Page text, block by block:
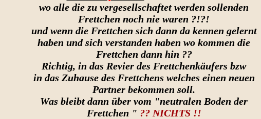
wo alle die zu vergesellschaftet werden sollenden
Frettchen noch nie waren ?!?!
und wenn die Frettchen sich dann da kennen gelernt
haben und sich verstanden haben wo kommen die
Frettchen dann hin ??
Richtig, in das Revier des Frettchenkäufers bzw
in das Zuhause des Frettchens welches einen neuen
Partner bekommen soll.
Was bleibt dann über vom "neutralen Boden der
Frettchen " ?? NICHTS !!